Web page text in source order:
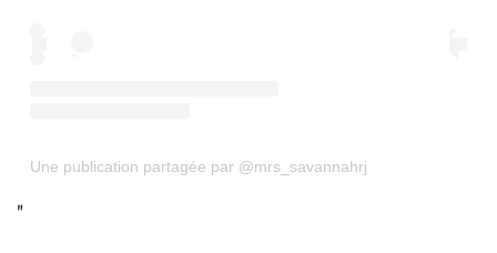
Une publication partagée par @mrs_savannahrj